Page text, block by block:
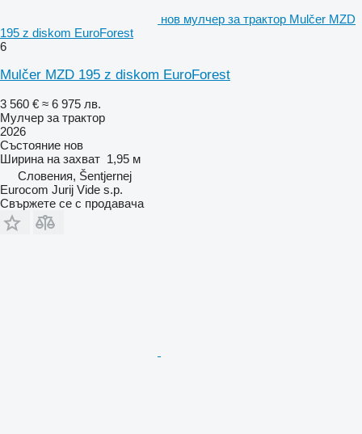
нов мулчер за трактор Mulčer MZD
195 z diskom EuroForest
6
Mulčer MZD 195 z diskom EuroForest
3 560 € ≈ 6 975 лв.
Мулчер за трактор
2026
Състояние нов
Ширина на захват 1,95 м
Словения, Šentjernej
Eurocom Jurij Vide s.p.
Свържете се с продавача